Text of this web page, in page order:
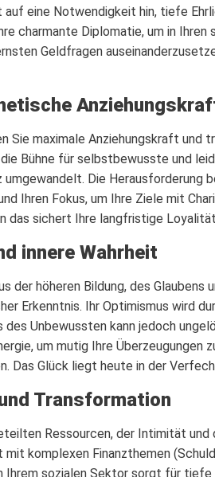
eine Notwendigkeit hin, tiefe
charmante Diplomatie, um in Ihren
Geldfragen
Sie maximale Anziehungskraft
Bühne für selbstbewusste und
Die Herausforderung
Ihren Fokus, um Ihre Ziele mit
das sichert Ihre langfristige
innere Wahrheit
höheren Bildung, des Glaubens
Erkenntnis. Ihr Optimismus wird
Unbewussten kann jedoch
um mutig Ihre Überzeugungen
Das Glück liegt heute in der
Transformation
Ressourcen, der Intimität und
komplexen Finanzthemen
sozialen Sektor sorgt für tiefe